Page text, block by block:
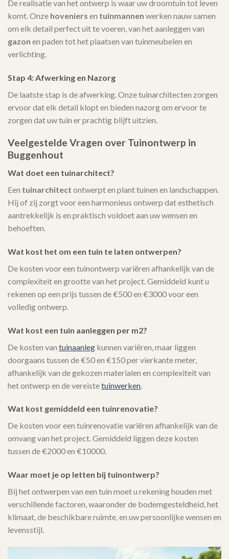
De realisatie van het ontwerp is waar uw droomtuin tot leven
komt. Onze hoveniers en tuinmannen werken nauw samen
om elk detail perfect uit te voeren, van het aanleggen van
gazon en paden tot het plaatsen van tuinmeubelen en
verlichting.
Stap 4: Afwerking en Nazorg
De laatste stap is de afwerking. Onze tuinarchitecten zorgen
ervoor dat elk detail klopt en bieden nazorg om ervoor te
zorgen dat uw tuin er prachtig blijft uitzien.
Veelgestelde Vragen over Tuinontwerp in
Buggenhout
Wat doet een tuinarchitect?
Een tuinarchitect ontwerpt en plant tuinen en landschappen.
Hij of zij zorgt voor een harmonieus ontwerp dat esthetisch
aantrekkelijk is en praktisch voldoet aan uw wensen en
behoeften.
Wat kost het om een tuin te laten ontwerpen?
De kosten voor een tuinontwerp variëren afhankelijk van de
complexiteit en grootte van het project. Gemiddeld kunt u
rekenen op een prijs tussen de €500 en €3000 voor een
volledig ontwerp.
Wat kost een tuin aanleggen per m2?
De kosten van tuinaanleg kunnen variëren, maar liggen
doorgaans tussen de €50 en €150 per vierkante meter,
afhankelijk van de gekozen materialen en complexiteit van
het ontwerp en de vereistetuinwerken
Wat kost gemiddeld een tuinrenovatie?
De kosten voor een tuinrenovatie variëren afhankelijk van de
omvang van het project. Gemiddeld liggen deze kosten
tussen de €2000 en €10000.
Waar moet je op letten bij tuinontwerp?
Bij het ontwerpen van een tuin moet u rekening houden met
verschillende factoren, waaronder de bodemgesteldheid, het
klimaat, de beschikbare ruimte, en uw persoonlijke wensen en
levensstijl.